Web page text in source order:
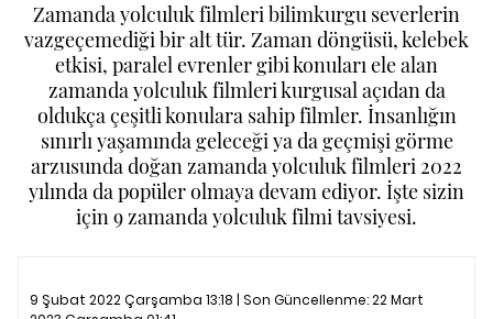
Zamanda yolculuk filmleri bilimkurgu severlerin
vazgeçemediği bir alt tür. Zaman döngüsü, kelebek
etkisi, paralel evrenler gibi konuları ele alan
zamanda yolculuk filmleri kurgusal açıdan da
oldukça çeşitli konulara sahip filmler. İnsanlığın
sınırlı yaşamında geleceği ya da geçmişi görme
arzusunda doğan zamanda yolculuk filmleri 2022
yılında da popüler olmaya devam ediyor. İşte sizin
için 9 zamanda yolculuk filmi tavsiyesi.
9 Şubat 2022 Çarşamba 13:18 | Son Güncellenme:22 Mart